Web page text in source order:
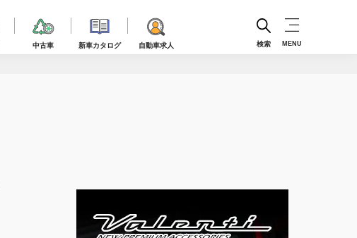
中古車 新車カタログ 自動車求人 検索 MENU